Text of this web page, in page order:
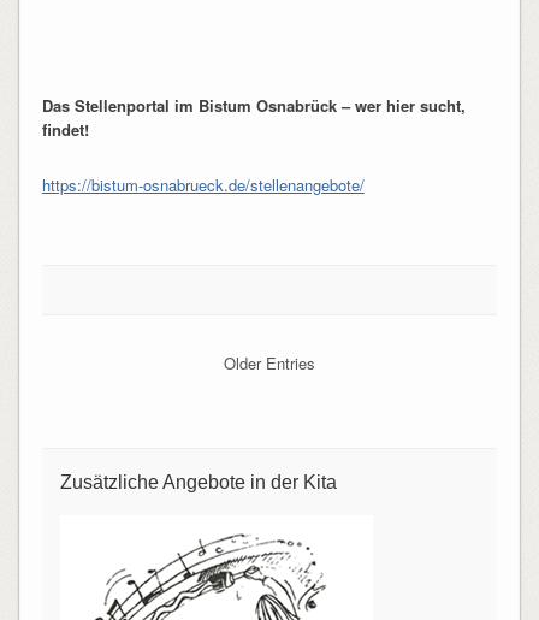
Das Stellenportal im Bistum Osnabrück – wer hier sucht,
findet!
https://bistum-osnabrueck.de/stellenangebote/
Older Entries
Zusätzliche Angebote in der Kita